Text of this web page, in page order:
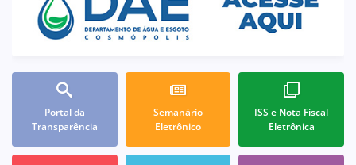
Portal da
Transparência
Semanário
Eletrônico
ISS e Nota Fiscal
Eletrônica